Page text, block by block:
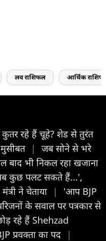
लव राशिफल आर्थिक
कुतर रहे हैं चूहे? शेड से तुरंत
|
जब सोने से भरे
बाद भी निकल रहा खजाना
कुछ पलट सकते हैं...',
ने चेताया
|
'आप BJP
के सवाल पर पत्रकार से
रहे हैं Shehzad
प्रवक्ता का पद
|